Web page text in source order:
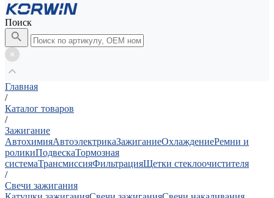
Поиск
Главная
/
Каталог товаров
/
Зажигание
АвтохимияАвтоэлектрикаЗажиганиеОхлаждениеРемни и
роликиПодвескаТормозная
системаТрансмиссияФильтрацияЩетки стеклоочистителя
/
Свечи зажигания